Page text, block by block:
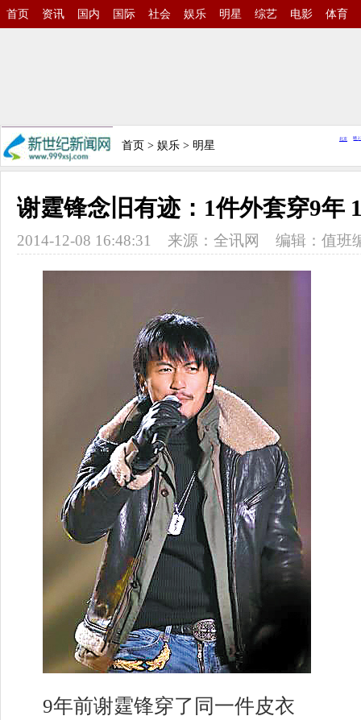
首页 资讯 国内 国际 社会 娱乐 明星 综艺 电影 体育
首页 > 娱乐 > 明星
谢霆锋念旧有迹：1件外套穿9年
2014-12-08 16:48:31 来源：全讯网 编辑：值班
9年前谢霆锋穿了同一件皮衣